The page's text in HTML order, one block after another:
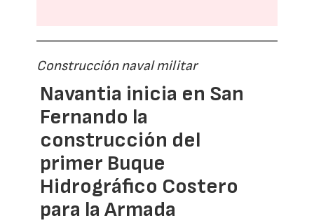
Construcción naval militar
Navantia inicia en San
Fernando la
construcción del
primer Buque
Hidrográfico Costero
para la Armada